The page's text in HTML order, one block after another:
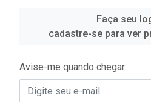
Faça seu
cadastre-se para ver
Avise-me quando chegar